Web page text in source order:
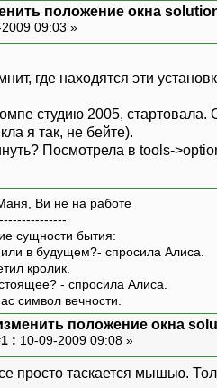
положение окна
09:03 »
где находятся эти
студию 2005,
я так, не бейте).
Посмотрела в tools-
Ви не на работе
сущности бытия:
в будущем?- спросила Алиса.
кролик.
- спросила Алиса.
символ вечности.
положение окна
: 10-09-2009 09:08 »
просто таскается мышью.